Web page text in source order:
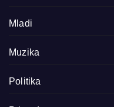
Mladi
Muzika
Politika